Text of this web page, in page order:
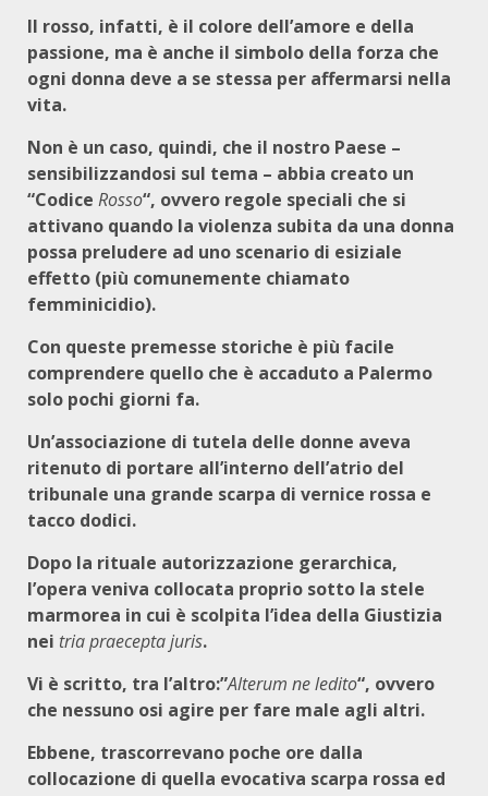
Il rosso, infatti, è il colore dell’amore e della
passione, ma è anche il simbolo della forza che
ogni donna deve a se stessa per affermarsi nella
vita.
Non è un caso, quindi, che il nostro Paese –
sensibilizzandosi sul tema – abbia creato un
“Codice Rosso“, ovvero regole speciali che si
attivano quando la violenza subita da una donna
possa preludere ad uno scenario di esiziale
effetto (più comunemente chiamato
femminicidio).
Con queste premesse storiche è più facile
comprendere quello che è accaduto a Palermo
solo pochi giorni fa.
Un’associazione di tutela delle donne aveva
ritenuto di portare all’interno dell’atrio del
tribunale una grande scarpa di vernice rossa e
tacco dodici.
Dopo la rituale autorizzazione gerarchica,
l’opera veniva collocata proprio sotto la stele
marmorea in cui è scolpita l’idea della Giustizia
nei tria praecepta juris.
Vi è scritto, tra l’altro:”Alterum ne ledito“, ovvero
che nessuno osi agire per fare male agli altri.
Ebbene, trascorrevano poche ore dalla
collocazione di quella evocativa scarpa rossa ed